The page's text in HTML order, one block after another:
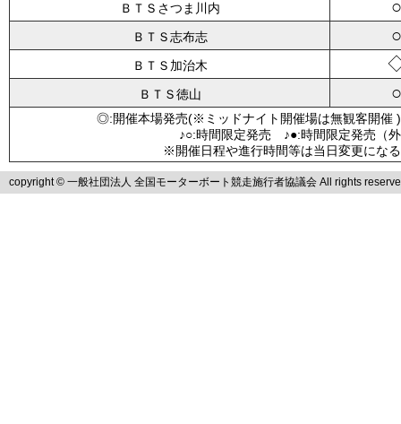
ＢＴＳさつま川内 ○
ＢＴＳ志布志 ○
ＢＴＳ加治木
ＢＴＳ徳山 ○
◎:開催本場発売(※ミッドナイト開催場は無観客
♪○:時間限定発売 ♪●:時間限定発売
※開催日程や進行時間等は当日変更にな
copyright © 一般社団法人 全国モーターボート競走施行者協議会 All rights